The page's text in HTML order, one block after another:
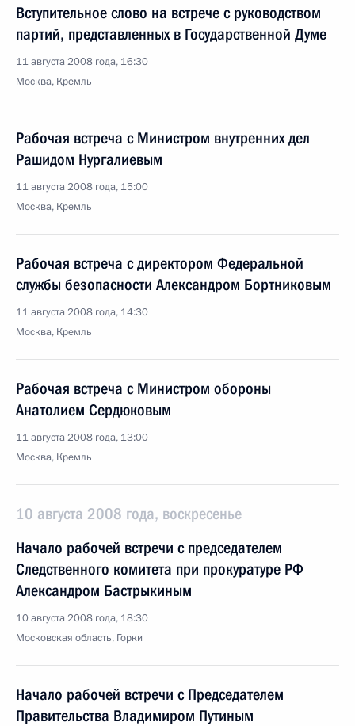
Вступительное слово на встрече с руководством
партий, представленных в Государственной Думе
11 августа 2008 года, 16:30
Москва, Кремль
Рабочая встреча с Министром внутренних дел
Рашидом Нургалиевым
11 августа 2008 года, 15:00
Москва, Кремль
Рабочая встреча с директором Федеральной
службы безопасности Александром Бортниковым
11 августа 2008 года, 14:30
Москва, Кремль
Рабочая встреча с Министром обороны
Анатолием Сердюковым
11 августа 2008 года, 13:00
Москва, Кремль
10 августа 2008 года, воскресенье
Начало рабочей встречи с председателем
Следственного комитета при прокуратуре РФ
Александром Бастрыкиным
10 августа 2008 года, 18:30
Московская область, Горки
Начало рабочей встречи с Председателем
Правительства Владимиром Путиным